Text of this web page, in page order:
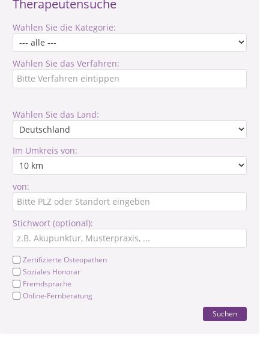
Therapeutensuche
Wählen Sie die Kategorie:
Wählen Sie das Verfahren:
Wählen Sie das Land:
Im Umkreis von:
von:
Stichwort (optional):
Zertifizierte Osteopathen
Soziales Honorar
Fremdsprache
Online-Fernberatung
Suchen